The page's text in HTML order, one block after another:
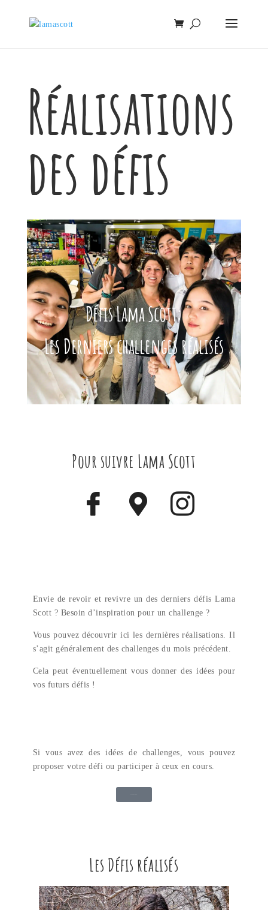
Réalisations
des défis
Défis Lama Scott:
Les Derniers challenges réalisés
Pour suivre Lama Scott
Envie de revoir et revivre un des derniers défis Lama
Scott ? Besoin d’inspiration pour un challenge ?
Vous pouvez découvrir ici les dernières réalisations. Il
s’agit généralement des challenges du mois précédent.
Cela peut éventuellement vous donner des idées pour
vos futurs défis !
Si vous avez des idées de challenges, vous pouvez
proposer votre défi ou participer à ceux en cours.
Les Défis réalisés